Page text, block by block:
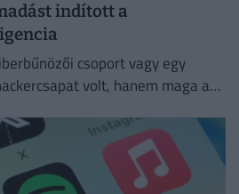
indított a
csoport vagy egy
volt, hanem maga a